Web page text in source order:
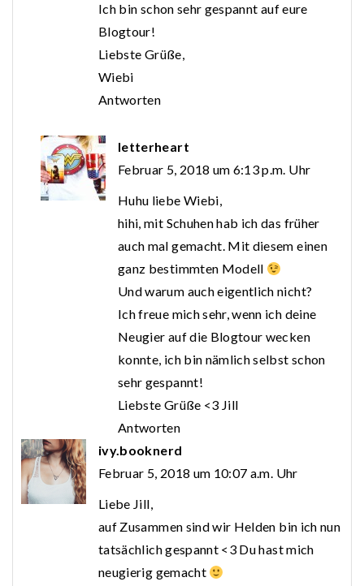
Ich bin schon sehr gespannt auf eure
Blogtour!
Liebste Grüße,
Wiebi
Antworten
letterheart
Februar 5, 2018 um 6:13 p.m. Uhr
Huhu liebe Wiebi,
hihi, mit Schuhen hab ich das früher
auch mal gemacht. Mit diesem einen
ganz bestimmten Modell
Und warum auch eigentlich nicht?
Ich freue mich sehr, wenn ich deine
Neugier auf die Blogtour wecken
konnte, ich bin nämlich selbst schon
sehr gespannt!
Liebste Grüße <3 Jill
Antworten
ivy.booknerd
Februar 5, 2018 um 10:07 a.m. Uhr
Liebe Jill,
auf Zusammen sind wir Helden bin ich nun
tatsächlich gespannt <3 Du hast mich
neugierig gemacht